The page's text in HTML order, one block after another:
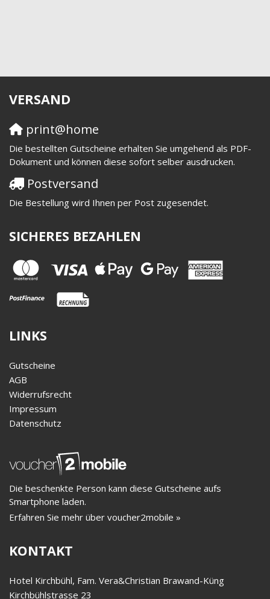
VERSAND
print@home
Die bestellten Gutscheine erhalten Sie umgehend als PDF-
Dokument und können diese sofort selber ausdrucken.
Postversand
Die Bestellung wird Ihnen per Post zugesendet.
SICHERES BEZAHLEN
LINKS
Gutscheine
AGB
Widerrufsrecht
Impressum
Datenschutz
Die beschenkte Person kann diese Gutscheine aufs
Smartphone laden.
Erfahren Sie mehr über voucher2mobile »
KONTAKT
Hotel Kirchbühl, Fam. Vera&Christian Brawand-Küng
Kirchbühlstrasse 23